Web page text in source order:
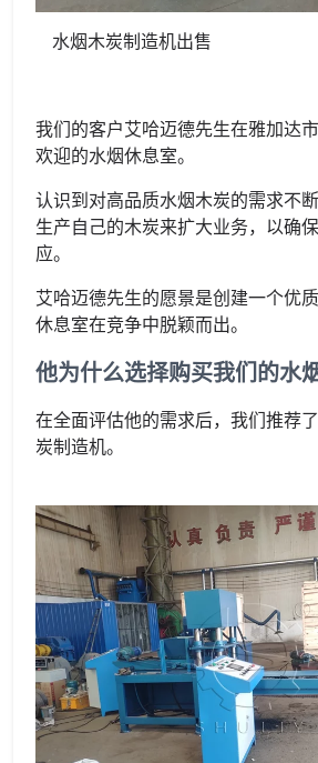
水烟木炭制造机出售
我们的客户艾哈迈德先生在雅加达
欢迎的水烟休息室。
认识到对高品质水烟木炭的需求不
生产自己的木炭来扩大业务，以确
应。
艾哈迈德先生的愿景是创建一个优
休息室在竞争中脱颖而出。
他为什么选择购买我们的水
在全面评估他的需求后，我们推荐
炭制造机。